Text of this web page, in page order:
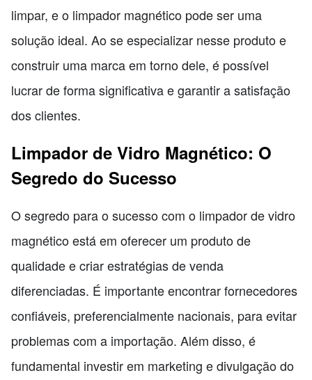
limpar, e o limpador magnético pode ser uma
solução ideal. Ao se especializar nesse produto e
construir uma marca em torno dele, é possível
lucrar de forma significativa e garantir a satisfação
dos clientes.
Limpador de Vidro Magnético: O
Segredo do Sucesso
O segredo para o sucesso com o limpador de vidro
magnético está em oferecer um produto de
qualidade e criar estratégias de venda
diferenciadas. É importante encontrar fornecedores
confiáveis, preferencialmente nacionais, para evitar
problemas com a importação. Além disso, é
fundamental investir em marketing e divulgação do